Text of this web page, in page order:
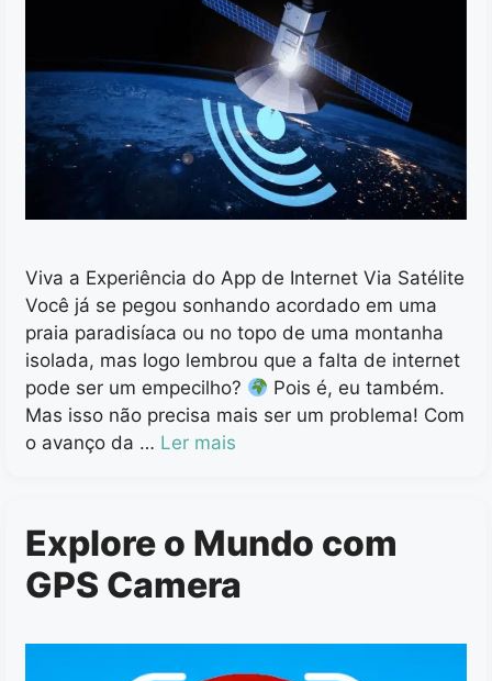
Viva a Experiência do App de Internet Via Satélite
Você já se pegou sonhando acordado em uma
praia paradisíaca ou no topo de uma montanha
isolada, mas logo lembrou que a falta de internet
pode ser um empecilho?
Pois é, eu também.
Mas isso não precisa mais ser um problema! Com
o avanço da … Ler mais
Explore o Mundo com
GPS Camera